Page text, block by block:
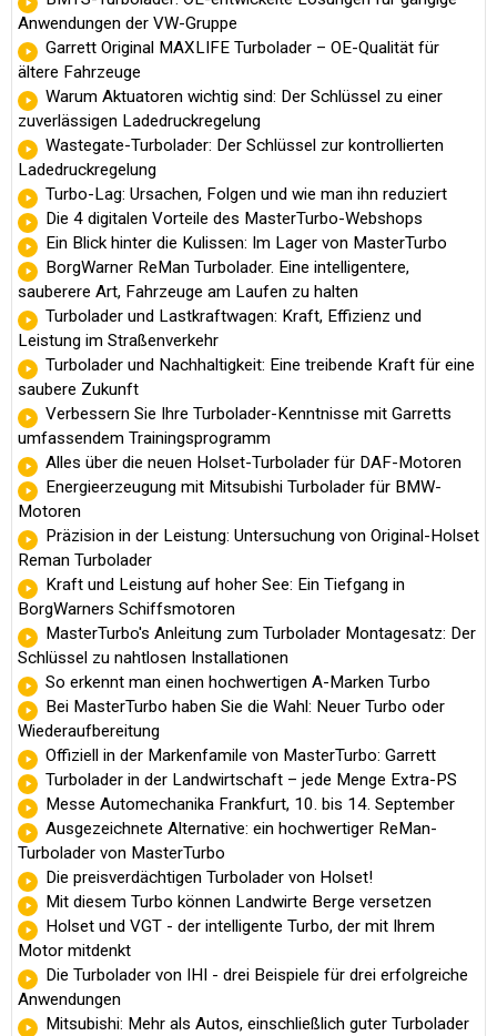
Anwendungen der VW-Gruppe
Garrett Original MAXLIFE Turbolader – OE-Qualität für
ältere Fahrzeuge
Warum Aktuatoren wichtig sind: Der Schlüssel zu einer
zuverlässigen Ladedruckregelung
Wastegate-Turbolader: Der Schlüssel zur kontrollierten
Ladedruckregelung
Turbo-Lag: Ursachen, Folgen und wie man ihn reduziert
Die 4 digitalen Vorteile des MasterTurbo-Webshops
Ein Blick hinter die Kulissen: Im Lager von MasterTurbo
BorgWarner ReMan Turbolader. Eine intelligentere,
sauberere Art, Fahrzeuge am Laufen zu halten
Turbolader und Lastkraftwagen: Kraft, Effizienz und
Leistung im Straßenverkehr
Turbolader und Nachhaltigkeit: Eine treibende Kraft für eine
saubere Zukunft
Verbessern Sie Ihre Turbolader-Kenntnisse mit Garretts
umfassendem Trainingsprogramm
Alles über die neuen Holset-Turbolader für DAF-Motoren
Energieerzeugung mit Mitsubishi Turbolader für BMW-
Motoren
Präzision in der Leistung: Untersuchung von Original-Holset
Reman Turbolader
Kraft und Leistung auf hoher See: Ein Tiefgang in
BorgWarners Schiffsmotoren
MasterTurbo's Anleitung zum Turbolader Montagesatz: Der
Schlüssel zu nahtlosen Installationen
So erkennt man einen hochwertigen A-Marken Turbo
Bei MasterTurbo haben Sie die Wahl: Neuer Turbo oder
Wiederaufbereitung
Offiziell in der Markenfamile von MasterTurbo: Garrett
Turbolader in der Landwirtschaft – jede Menge Extra-PS
Messe Automechanika Frankfurt, 10. bis 14. September
Ausgezeichnete Alternative: ein hochwertiger ReMan-
Turbolader von MasterTurbo
Die preisverdächtigen Turbolader von Holset!
Mit diesem Turbo können Landwirte Berge versetzen
Holset und VGT - der intelligente Turbo, der mit Ihrem
Motor mitdenkt
Die Turbolader von IHI - drei Beispiele für drei erfolgreiche
Anwendungen
Mitsubishi: Mehr als Autos, einschließlich guter Turbolader